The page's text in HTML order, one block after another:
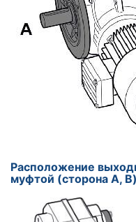
Расположение
муфтой (сторона A, B)